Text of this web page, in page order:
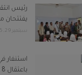
رئيس
يفتتحان
سبتمبر 29, 2025
استنفار
باعتقال 8 من مشائخ...